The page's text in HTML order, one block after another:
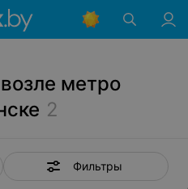
метро
2
Фильтры